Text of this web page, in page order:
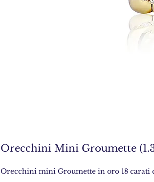
Orecchini Mini Groumette
Orecchini mini Groumette in oro 18